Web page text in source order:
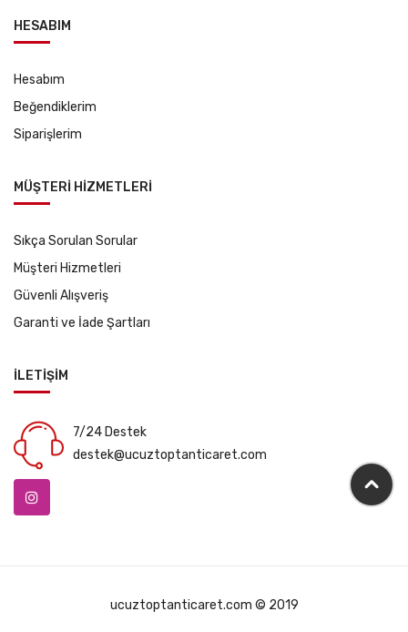
HESABIM
Hesabım
Beğendiklerim
Siparişlerim
MÜŞTERİ HİZMETLERİ
Sıkça Sorulan Sorular
Müşteri Hizmetleri
Güvenli Alışveriş
Garanti ve İade Şartları
İLETİŞİM
7/24 Destek
destek@ucuztoptanticaret.com
ucuztoptanticaret.com © 2019